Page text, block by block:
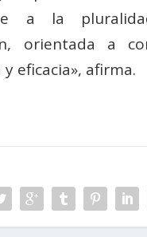
a la
orientada a
eficacia», afirma.